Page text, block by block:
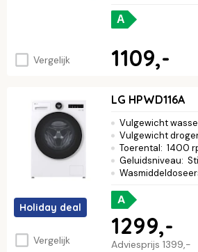
Vergelijk
A
1109,-
Holiday deal
Vergelijk
LG HPWD116A
Vulgewicht
Vulgewicht
Toerental: 1400
Geluidsniveau:
A
Adviesprijs 1399,-
1299,-